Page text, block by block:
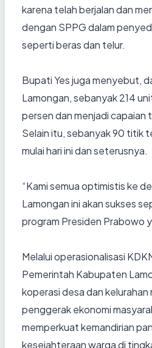
karena telah berjalan dan
dengan SPPG dalam
seperti beras dan telur.
Bupati Yes juga menyebut,
Lamongan, sebanyak 214
persen dan menjadi capaian
Selain itu, sebanyak 90 titik
mulai hari ini dan seterusnya.
“Kami semua optimistis ke
Lamongan ini akan sukses
program Presiden Prabowo
Melalui operasionalisasi
Pemerintah Kabupaten
koperasi desa dan kelurahan
penggerak ekonomi
memperkuat kemandirian
kesejahteraan warga di